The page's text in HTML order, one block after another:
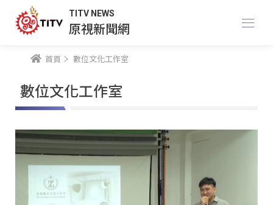
TITV NEWS
原視新聞網
首頁 數位文化工作室
數位文化工作室